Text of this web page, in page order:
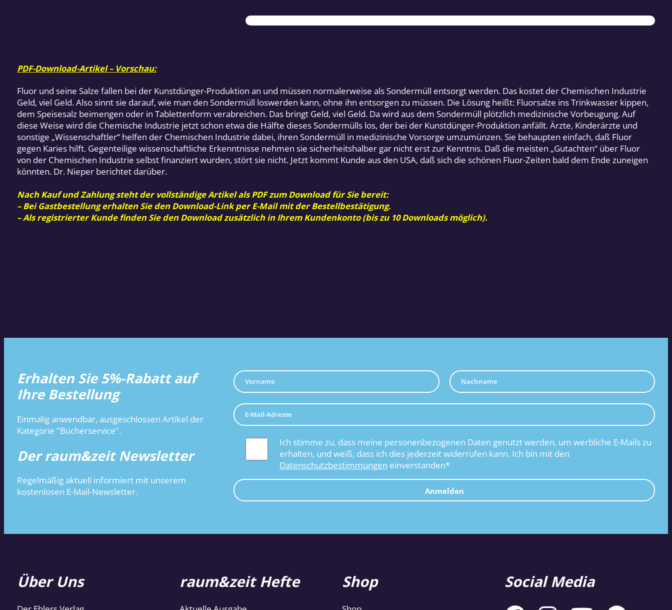
Vorbeugung?
Menge
PDF-Download-Artikel – Vorschau:
Fluor und seine Salze fallen bei der Kunstdünger-Produktion an und müssen normalerweise als Sondermüll entsorgt werden. Das kostet der Chemischen Industrie
Geld, viel Geld. Also sinnt sie darauf, wie man den Sondermüll loswerden kann, ohne ihn entsorgen zu müssen. Die Lösung heißt: Fluorsalze ins Trinkwasser kippen,
dem Speisesalz beimengen oder in Tablettenform verabreichen. Das bringt Geld, viel Geld. Da wird aus dem Sondermüll plötzlich medizinische Vorbeugung. Auf
diese Weise wird die Chemische Industrie jetzt schon etwa die Hälfte dieses Sondermülls los, der bei der Kunstdünger-Produktion anfällt. Ärzte, Kinderärzte und
sonstige „Wissenschaftler“ helfen der Chemischen Industrie dabei, ihren Sondermüll in medizinische Vorsorge umzumünzen. Sie behaupten einfach, daß Fluor
gegen Karies hilft. Gegenteilige wissenschaftliche Erkenntnisse nehmen sie sicherheitshalber gar nicht erst zur Kenntnis. Daß die meisten „Gutachten“ über Fluor
von der Chemischen Industrie selbst finanziert wurden, stört sie nicht. Jetzt kommt Kunde aus den USA, daß sich die schönen Fluor-Zeiten bald dem Ende zuneigen
könnten. Dr. Nieper berichtet darüber.
Nach Kauf und Zahlung steht der vollständige Artikel als PDF zum Download für Sie bereit:
– Bei Gastbestellung erhalten Sie den Download-Link per E-Mail mit der Bestellbestätigung.
– Als registrierter Kunde finden Sie den Download zusätzlich in Ihrem Kundenkonto (bis zu 10 Downloads möglich).
Erhalten Sie 5%-Rabatt auf
Ihre Bestellung
Einmalig anwendbar, ausgeschlossen Artikel der
Kategorie "Bücherservice".
Der raum&zeit Newsletter
Regelmäßig aktuell informiert mit unserem
kostenlosen E-Mail-Newsletter.
Ich stimme zu, dass meine personenbezogenen Daten genutzt werden, um werbliche E-Mails zu
erhalten, und weiß, dass ich dies jederzeit widerrufen kann. Ich bin mit den
Datenschutzbestimmungen einverstanden*
Anmelden
Über Uns raum&zeit Hefte Shop Social Media